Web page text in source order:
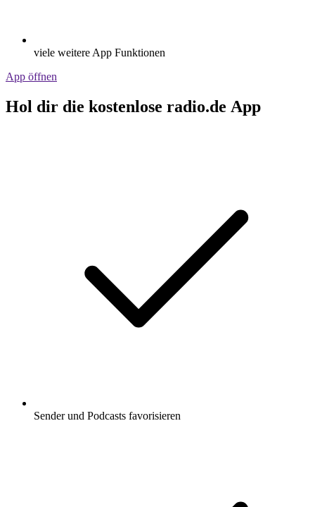
viele weitere App Funktionen
App öffnen
Hol dir die kostenlose radio.de App
Sender und Podcasts favorisieren